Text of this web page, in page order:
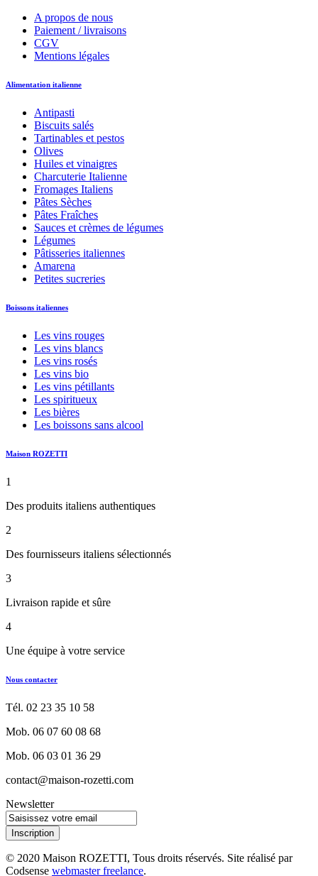
A propos de nous
Paiement / livraisons
CGV
Mentions légales
Alimentation italienne
Antipasti
Biscuits salés
Tartinables et pestos
Olives
Huiles et vinaigres
Charcuterie Italienne
Fromages Italiens
Pâtes Sèches
Pâtes Fraîches
Sauces et crèmes de légumes
Légumes
Pâtisseries italiennes
Amarena
Petites sucreries
Boissons italiennes
Les vins rouges
Les vins blancs
Les vins rosés
Les vins bio
Les vins pétillants
Les spiritueux
Les bières
Les boissons sans alcool
Maison ROZETTI
1
Des produits italiens authentiques
2
Des fournisseurs italiens sélectionnés
3
Livraison rapide et sûre
4
Une équipe à votre service
Nous contacter
Tél. 02 23 35 10 58
Mob. 06 07 60 08 68
Mob. 06 03 01 36 29
contact@maison-rozetti.com
Newsletter
Inscription
© 2020 Maison ROZETTI, Tous droits réservés. Site réalisé par
Codsense webmaster freelance.